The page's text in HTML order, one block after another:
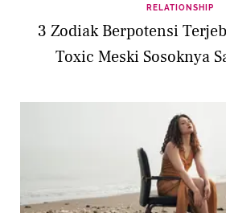
RELATIONSHIP
3 Zodiak Berpotensi
Toxic Meski Sosoknya